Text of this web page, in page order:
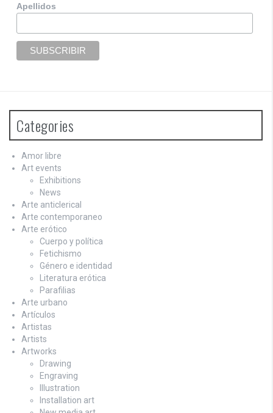
Apellidos
Categories
Amor libre
Art events
Exhibitions
News
Arte anticlerical
Arte contemporaneo
Arte erótico
Cuerpo y política
Fetichismo
Género e identidad
Literatura erótica
Parafilias
Arte urbano
Artículos
Artistas
Artists
Artworks
Drawing
Engraving
Illustration
Installation art